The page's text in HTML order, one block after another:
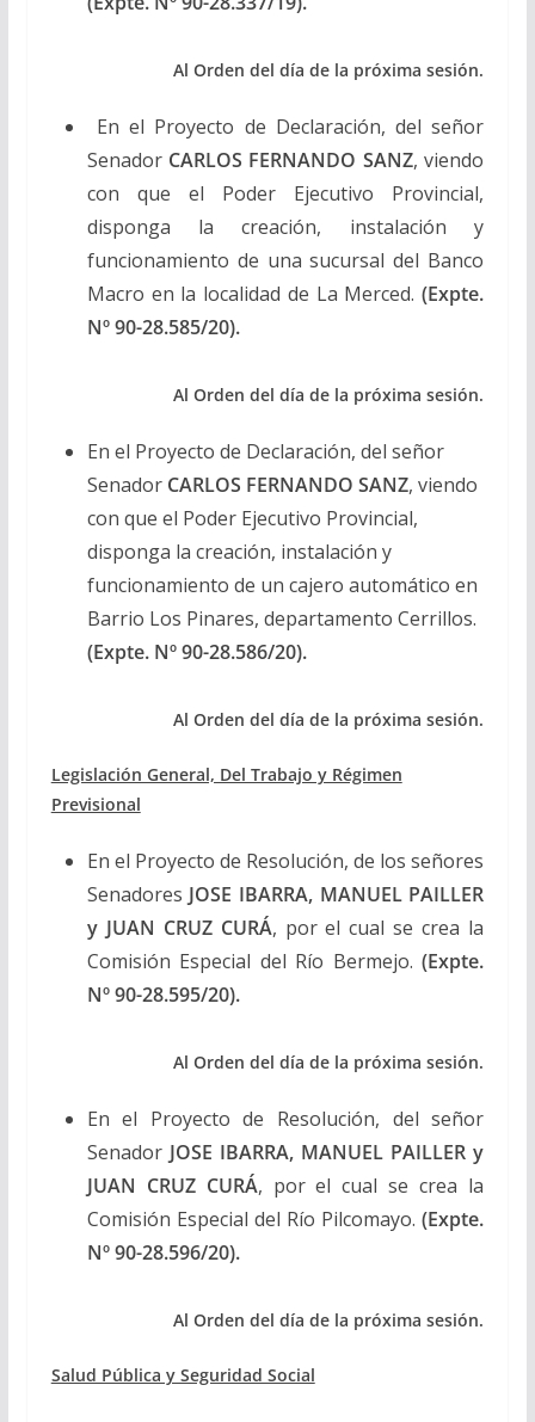
Al Orden del día de la próxima sesión.
En el Proyecto de Declaración, del señor
Senador CARLOS FERNANDO SANZ, viendo
con que el Poder Ejecutivo Provincial,
disponga la creación, instalación y
funcionamiento de una sucursal del Banco
Macro en la localidad de La Merced. (Expte.
Nº 90-28.585/20).
Al Orden del día de la próxima sesión.
En el Proyecto de Declaración, del señor
Senador CARLOS FERNANDO SANZ, viendo
con que el Poder Ejecutivo Provincial,
disponga la creación, instalación y
funcionamiento de un cajero automático en
Barrio Los Pinares, departamento Cerrillos.
(Expte. Nº 90-28.586/20).
Al Orden del día de la próxima sesión.
Legislación General, Del Trabajo y Régimen
Previsional
En el Proyecto de Resolución, de los señores
Senadores JOSE IBARRA, MANUEL PAILLER
y JUAN CRUZ CURÁ, por el cual se crea la
Comisión Especial del Río Bermejo. (Expte.
Nº 90-28.595/20).
Al Orden del día de la próxima sesión.
En el Proyecto de Resolución, del señor
Senador JOSE IBARRA, MANUEL PAILLER y
JUAN CRUZ CURÁ, por el cual se crea la
Comisión Especial del Río Pilcomayo. (Expte.
Nº 90-28.596/20).
Al Orden del día de la próxima sesión.
Salud Pública y Seguridad Social